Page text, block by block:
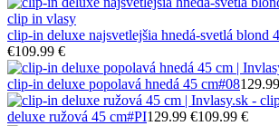
clip-in deluxe najsvetlejšia hnedá-svetlá blond
€109.99 €
clip-in deluxe popolavá hnedá 45 cm#08
deluxe ružová 45 cm#PI129.99 €109.99 €